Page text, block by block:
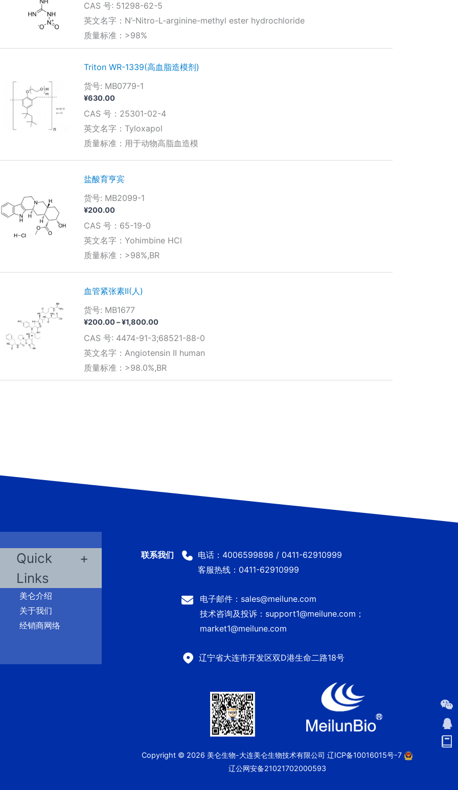
范
围：
¥120.00
CAS 号: 51298-62-5
英文名字：N’-Nitro-L-arginine-methyl ester hydrochloride
质量标准：>98%
Triton WR-1339(高血脂造模剂)
货号: MB0779-1
¥630.00
CAS 号：25301-02-4
英文名字：Tyloxapol
质量标准：用于动物高脂血造模
盐酸育亨宾
货号: MB2099-1
¥200.00
CAS 号：65-19-0
英文名字：Yohimbine HCl
质量标准：>98%,BR
血管紧张素II(人)
货号: MB1677
¥200.00–¥1,800.00价
范
围：
¥200.00
至
CAS 号: 4474-91-3;68521-88-0
英文名字：Angiotensin II human
质量标准：>98.0%,BR
Quick
Links
美仑介绍
关于我们
经销商网络
电话：4006599898 / 0411-62910999
客服热线：0411-62910999
电子邮件：sales@meilune.com
技术咨询及投诉：support1@meilune.com；
market1@meilune.com
辽宁省大连市开发区双D港生命二路18号
Copyright © 2026 美仑生物-大连美仑生物技术有限公司 辽ICP备10016015号-7
辽公网安备21021702000593